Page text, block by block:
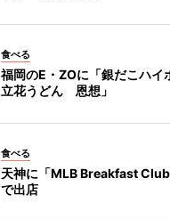
食べる
福岡のE・ZOに「銀だこハイ
立花うどん 恩想」
食べる
天神に「MLB Breakfast
で出店